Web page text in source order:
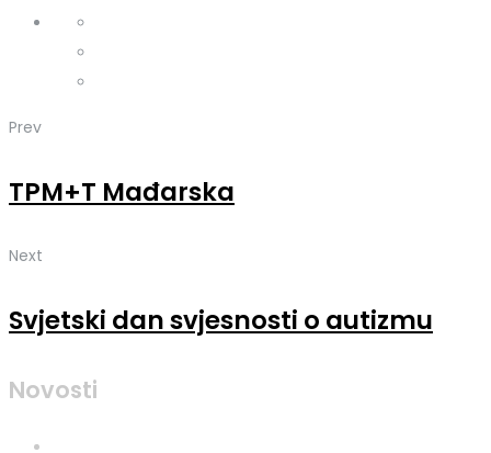
Prev
TPM+T Mađarska
Next
Svjetski dan svjesnosti o autizmu
Novosti